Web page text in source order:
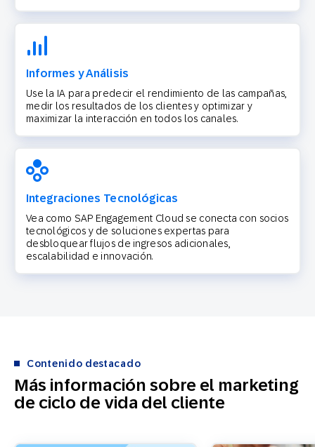
Informes y Análisis
Use la IA para predecir el rendimiento de las campañas,
medir los resultados de los clientes y optimizar y
maximizar la interacción en todos los canales.
Integraciones Tecnológicas
Vea como SAP Engagement Cloud se conecta con socios
tecnológicos y de soluciones expertas para
desbloquear flujos de ingresos adicionales,
escalabilidad e innovación.
Más información sobre el marketing
de ciclo de vida del cliente
Contenido destacado